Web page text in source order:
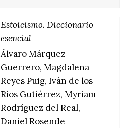
Estoicismo. Diccionario
esencial
Álvaro Márquez
Guerrero, Magdalena
Reyes Puig, Iván de los
Ríos Gutiérrez, Myriam
Rodríguez del Real,
Daniel Rosende